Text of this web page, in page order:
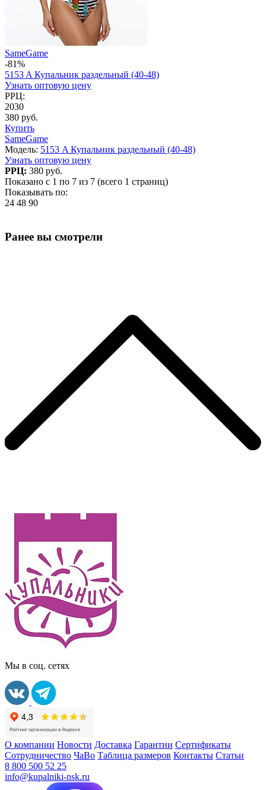
SameGame
-81%
5153 A Купальник раздельный (40-48)
Узнать оптовую цену
РРЦ:
2030
380 руб.
Купить
SameGame
Модель: 5153 A Купальник раздельный (40-48)
Узнать оптовую цену
РРЦ: 380 руб.
Показано с 1 по 7 из 7 (всего 1 страниц)
Показывать по:
24 48 90
Ранее вы смотрели
Мы в соц. сетях
О компании Новости Доставка Гарантии Сертификаты
Сотрудничество ЧаВо Таблица размеров Контакты Статьи
8 800 500 52 25
info@kupalniki-nsk.ru